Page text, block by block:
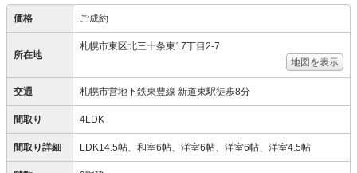
価格 ご成約
所在地
札幌市東区北三十条東17丁目2-7
地図を表示
交通 札幌市営地下鉄東豊線 新道東駅徒歩8分
間取り 4LDK
間取り詳細 LDK14.5帖、和室6帖、洋室6帖、洋室6帖、洋室4.5帖